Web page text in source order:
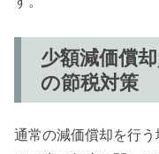
少額減価償
の節税対策
通常の減価償却を行